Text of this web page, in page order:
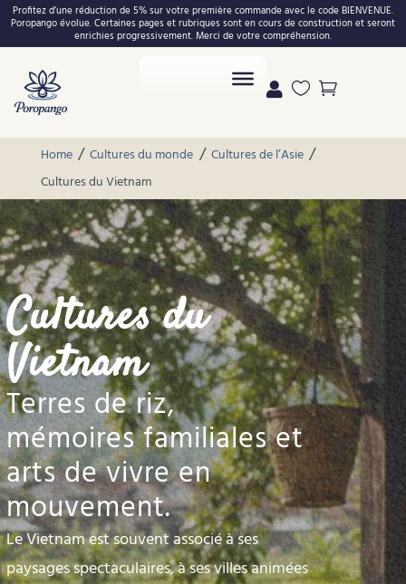
Profitez d’une réduction de 5% sur votre première commande avec le code BIENVENUE.
Poropango évolue. Certaines pages et rubriques sont en cours de construction et seront
enrichies progressivement. Merci de votre compréhension.
  
Home / Cultures du monde / Cultures de l’Asie /
Cultures du Vietnam
Cultures du
Vietnam
Terres de riz,
mémoires familiales et
arts de vivre en
mouvement.
Le Vietnam est souvent associé à ses
paysages spectaculaires, à ses villes animées